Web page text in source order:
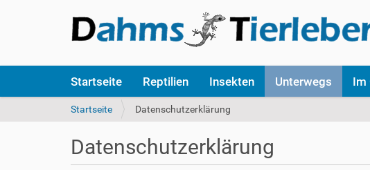
k
Startseite Reptilien Insekten Unterwegs Im
S
s
i
Startseite Datenschutzerklärung
Datenschutzerklärung